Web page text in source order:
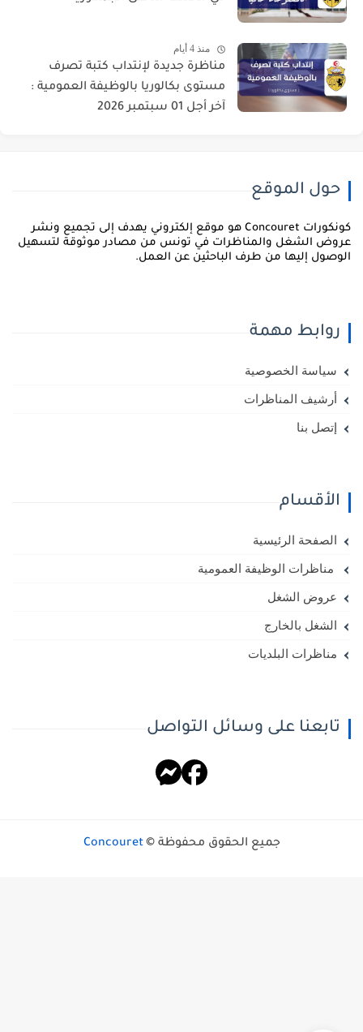
منذ 4 أيام
مناظرة جديدة لإنتداب كتبة تصرف
مستوى بكالوريا بالوظيفة العمومية :
آخر أجل 01 سبتمبر 2026
حول الموقع
كونكورات Concouret هو موقع إلكتروني يهدف إلى تجميع ونشر
الشغل والمناظرات في تونس من مصادر موثوقة لتسهيل
إليها من طرف الباحثين عن العمل.
روابط مهمة
سياسة الخصوصية
أرشيف المناظرات
إتصل بنا
الأقسام
الصفحة الرئيسية
مناظرات الوظيفة العمومية
عروض الشغل
الشغل بالخارج
مناظرات البلديات
تابعنا على وسائل التواصل
جميع الحقوق محفوظة © Concouret